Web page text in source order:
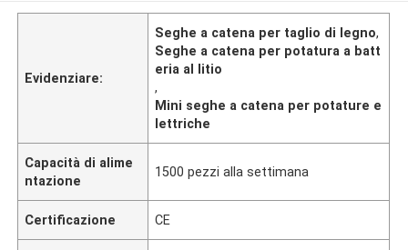
Evidenziare:
Seghe a catena per taglio di legno,
Seghe a catena per potatura a batt
eria al litio
,
Mini seghe a catena per potature e
lettriche
Capacità di alime
ntazione
1500 pezzi alla settimana
Certificazione CE